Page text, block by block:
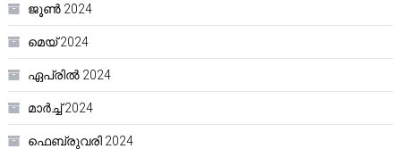
ജൂൺ 2024
മെയ്‌ 2024
ഏപ്രിൽ 2024
മാർച്ച്‌ 2024
ഫെബ്രുവരി 2024